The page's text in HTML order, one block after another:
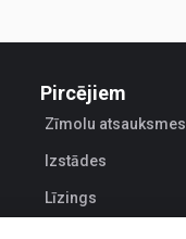
Pircējiem
Zīmolu atsauksmes
Izstādes
Līzings